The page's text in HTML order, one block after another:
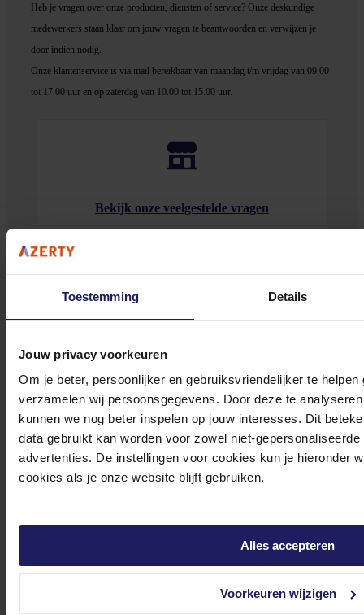
Toestemming Details
Jouw privacy voorkeuren
Om je beter, persoonlijker en gebruiksvriendelijker te
verzamelen wij persoonsgegevens. Door deze te
kunnen we nog beter inspelen op jouw interesses. Dit
data gebruikt kan worden voor zowel niet-
advertenties. De instellingen voor cookies kun je hieronder
cookies als je onze website blijft gebruiken.
Alles accepteren
Voorkeuren wijzigen
Heb je vragen over onze producten, diensten of service? Onze deskundige
medewerkers staan klaar om jouw vragen te beantwoorden en verwijzen je
door indien nodig.
Onze klantenservice is via mail bereikbaar van maandag t/m vrijdag van 09.00
tot 17.00 uur en op zaterdag van 10.00 tot 15.00 uur.
Bekijk onze veelgestelde vragen
0572 328 120
Klantenservice@azerty.nl
Meld je aan